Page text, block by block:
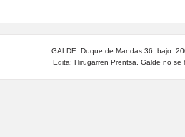
GALDE: Duque de Mandas 36, bajo.
Edita: Hirugarren Prentsa. Galde no